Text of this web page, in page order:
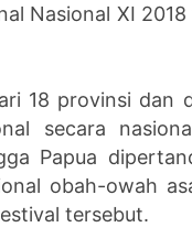
Nasional XI
18 provinsi dan
secara
Papua
obah-owah
tersebut.